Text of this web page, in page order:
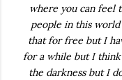
where you can feel
people in this
that for free but I
for a while but I
the darkness but I